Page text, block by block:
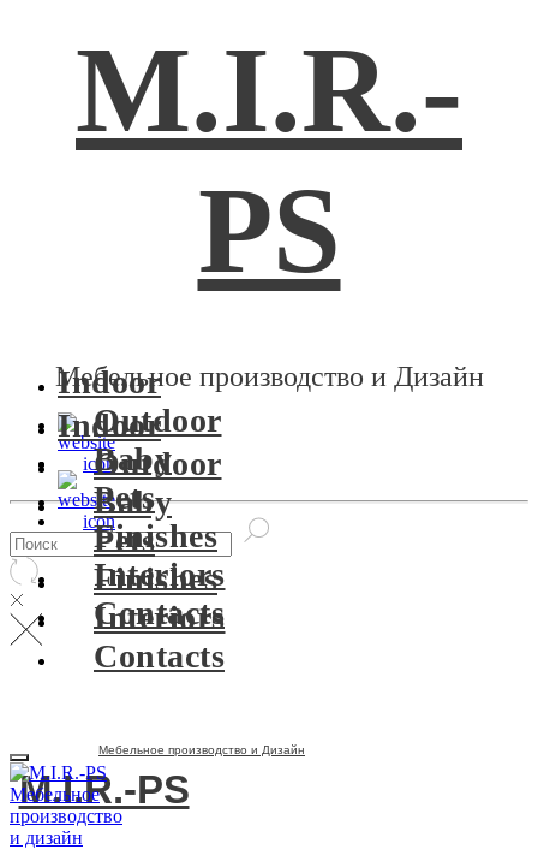
M.I.R.-
PS
Мебельное производство и Дизайн
Indoor
Outdoor
Baby
Pets
Finishes
Interiors
Contacts
Indoor
Outdoor
Baby
Pets
Finishes
Interiors
Contacts
Мебельное производство и Дизайн
M.I.R.-PS